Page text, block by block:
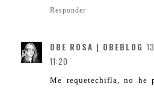
Responder
OBE ROSA | OBEBLOG
11:20
Me requetechifla, no he